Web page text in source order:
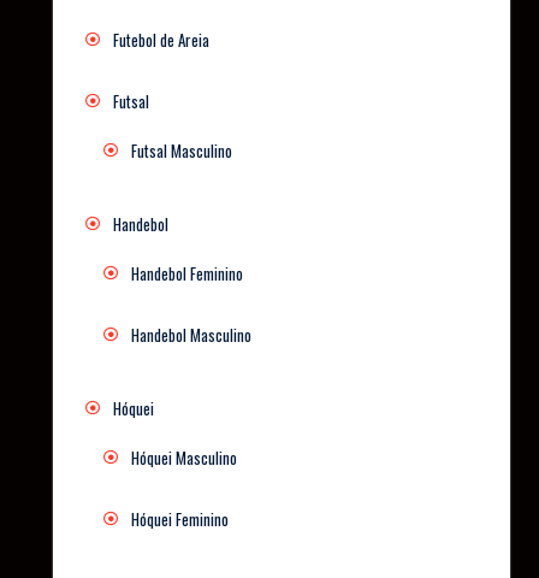
Futebol de Areia
Futsal
Futsal Masculino
Handebol
Handebol Feminino
Handebol Masculino
Hóquei
Hóquei Masculino
Hóquei Feminino